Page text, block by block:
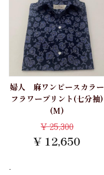
婦人 麻ワンピースカラー
フラワープリント(七分袖)
(M)
¥25,300
¥ 12,650
-